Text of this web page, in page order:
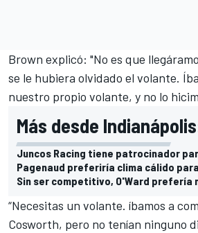
Brown explicó: "No es que
se le hubiera olvidado el volante.
nuestro propio volante, y no lo
Más desde
Juncos Racing tiene patrocinador
Pagenaud preferiría clima cálido
Sin ser competitivo, O'Ward prefería
“Necesitas un volante. íbamos a
Cosworth, pero no tenían ninguno